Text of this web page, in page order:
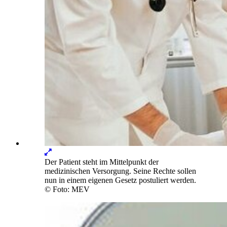
Lightbox
öffnen
Der Patient steht im Mittelpunkt der
medizinischen Versorgung. Seine Rechte sollen
nun in einem eigenen Gesetz postuliert werden.
© Foto: MEV